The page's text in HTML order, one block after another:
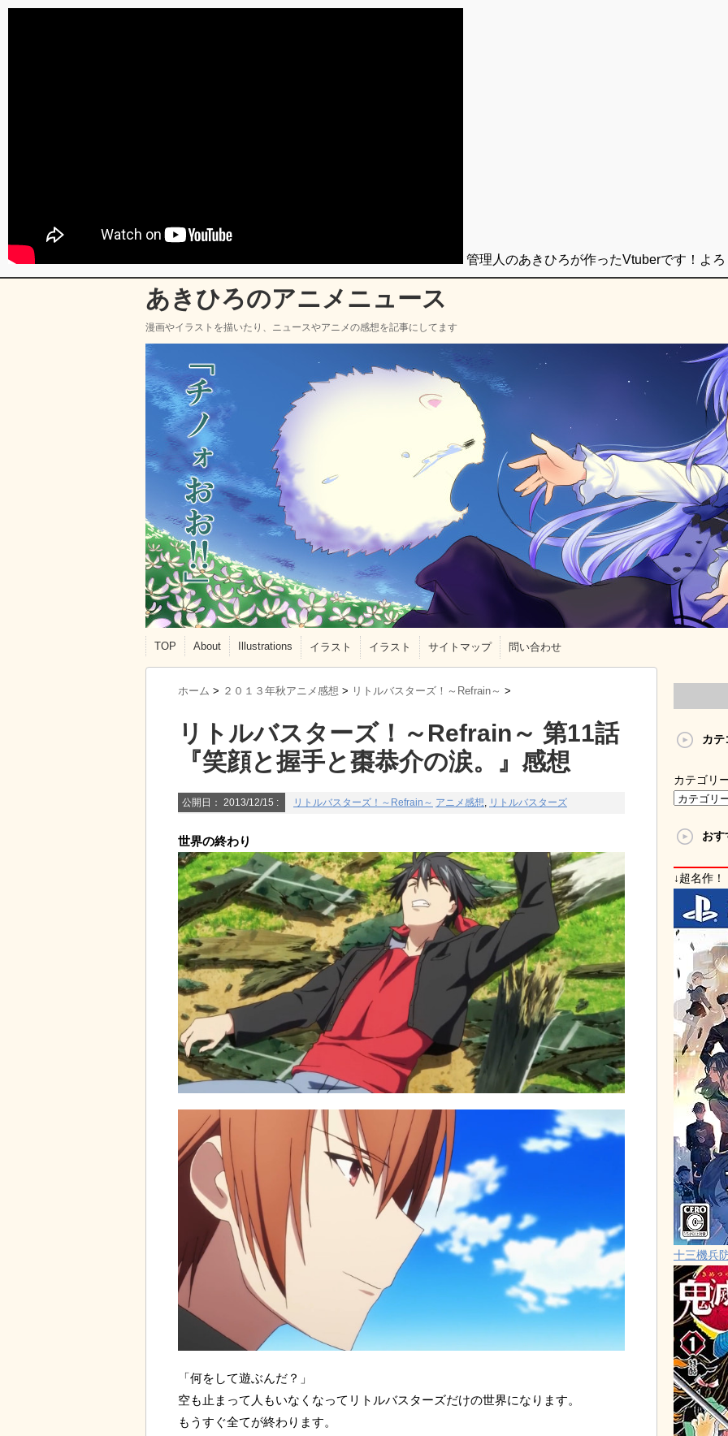
あきひろのアニメニュース
漫画やイラストを描いたり、ニュースやアニメの感想を記事にしてます
TOP About Illustrations イラスト イラスト サイトマップ 問い合わせ
ホーム > ２０１３年秋アニメ感想 > リトルバスターズ！～Refrain～ >
リトルバスターズ！～Refrain～ 第11話
『笑顔と握手と棗恭介の涙。』感想
公開日： 2013/12/15 : リトルバスターズ！～Refrain～ アニメ感想, リトルバスターズ
世界の終わり
「何をして遊ぶんだ？」
空も止まって人もいなくなってリトルバスターズだけの世界になります。
もうすぐ全てが終わります。
カテ
カテゴリ
お
↓超名作！
十三機兵
管理人のあきひろが作ったVtuberです！よ